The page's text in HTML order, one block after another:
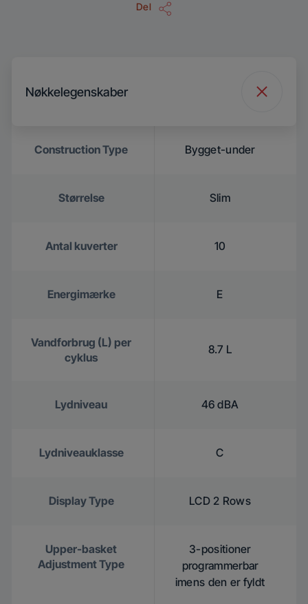
Del
Nøkkelegenskaber
Construction Type Bygget-under
Størrelse Slim
Antal kuverter 10
Energimærke E
Vandforbrug (L) per
cyklus
8.7 L
Lydniveau 46 dBA
Lydniveauklasse C
Display Type LCD 2 Rows
Upper-basket
Adjustment Type
3-positioner
programmerbar
imens den er fyldt